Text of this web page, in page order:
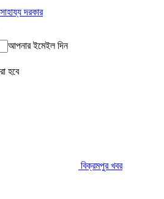
দরকার
আপনার ইমেইল দিন
হবে
বিক্রমপুর খবর